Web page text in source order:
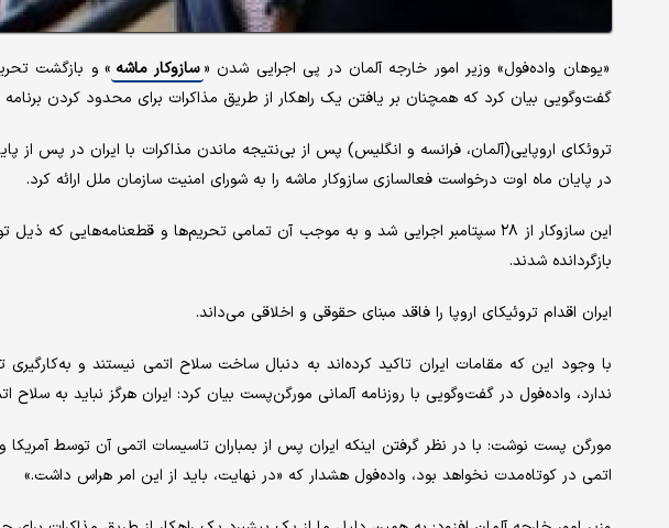
«یوهان واده‌فول» وزیر امور خارجه آلمان در پی اجرایی شدن « سازوکار ماشه » و بازگشت
گفت‌وگویی بیان کرد که همچنان بر یافتن یک راهکار از طریق مذاکرات برای محدود کردن
تروئکای اروپایی(آلمان، فرانسه و انگلیس) پس از بی‌نتیجه ماندن مذاکرات با ایران در پس از
در پایان ماه اوت درخواست فعالسازی سازوکار ماشه را به شورای امنیت سازمان ملل ارائه کرد.
بازگردانده شدند.
ایران اقدام تروئیکای اروپا را فاقد مبنای حقوقی و اخلاقی می‌داند.
با وجود این که مقامات ایران تاکید کرده‌اند به دنبال ساخت سلاح اتمی نیستند و
ندارد، واده‌فول در گفت‌وگویی با روزنامه آلمانی مورگن‌پست بیان کرد: ایران هرگز نباید به سلاح
مورگن پست نوشت: با در نظر گرفتن اینکه ایران پس از بمباران تاسیسات اتمی آن توسط آمریکا
اتمی در کوتاه‌مدت نخواهد بود، واده‌فول هشدار که «در نهایت، باید از این امر هراس داشت.»